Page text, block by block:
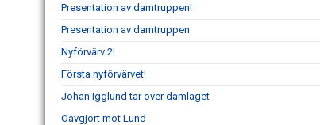
Presentation av damtruppen!
Presentation av damtruppen
Nyförvärv 2!
Första nyförvärvet!
Johan Igglund tar över damlaget
Oavgjort mot Lund